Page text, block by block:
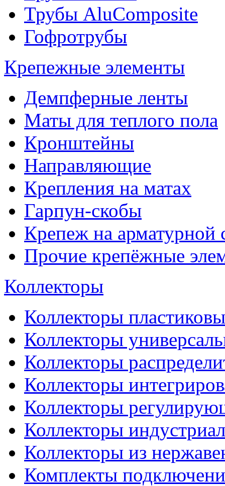
Трубы AluComposite
Гофротрубы
Крепежные элементы
Демпферные ленты
Маты для теплого пола
Кронштейны
Направляющие
Крепления на матах
Гарпун-скобы
Крепеж на арматурной
Прочие крепёжные
Коллекторы
Коллекторы
Коллекторы
Коллекторы
Коллекторы
Коллекторы
Коллекторы
Коллекторы из
Комплекты